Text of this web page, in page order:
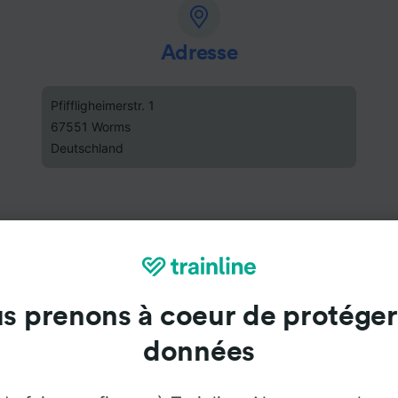
Adresse
Pfiffligheimerstr. 1
67551 Worms
Deutschland
prenons à coeur de
données